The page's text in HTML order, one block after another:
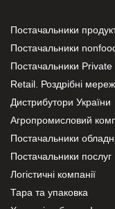
Постачальники
Постачальники
Постачальники
Retail. Роздрібні
Дистрибутори України
Агропромисловий
Постачальники
Постачальники послуг
Логістичні компанії
Тара та упаковка